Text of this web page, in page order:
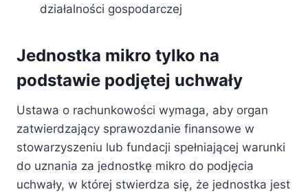
działalności gospodarczej
Jednostka mikro tylko na
podstawie podjętej uchwały
Ustawa o rachunkowości wymaga, aby organ
zatwierdzający sprawozdanie finansowe w
stowarzyszeniu lub fundacji spełniającej warunki
do uznania za jednostkę mikro do podjęcia
uchwały, w której stwierdza się, że jednostka jest